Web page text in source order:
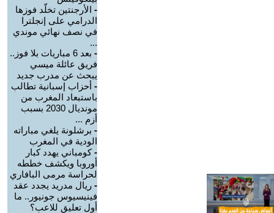
- الأرجنتين تخلّد فوزها
الدرامي على إنجلترا
في نصف نهائي موندي
...
-
بعد 6 مباريات بلا فوز..
فريق عائلة ميسي
يبحث عن مدرب جديد
- أحزاب إسبانية تطالب
باستبعاد المغرب من
مونديال 2030 بسبب
أزم ...
- برشلونة يلغي مباراته
الودية في المغرب
-كومباني يهدد كبار
أوروبا ويكشف خططه
لحراسة مرمى البافاري
- ريال مدريد يجدد عقد
فينيسيوس جونيور.. ما
أول تعليق للاعب؟